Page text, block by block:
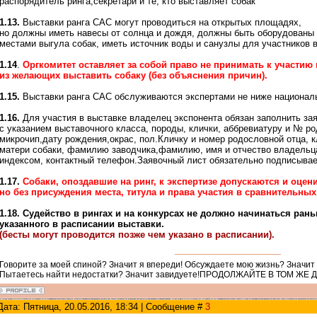
1.13. Выставки ранга САС могут проводиться на открытых площадях,
но должны иметь навесы от солнца и дождя, должны быть оборудованы
местами выгула собак, иметь источник воды и санузлы для участников
1.14. Оргкомитет оставляет за собой право не принимать к участию
из желающих выставить собаку (без объяснения причин).
1.15. Выставки ранга САС обслуживаются экспертами не ниже
1.16. Для участия в выставке владелец экспонента обязан заполнить
с указанием выставочного класса, породы, клички, аббревиатуру и №
микрочип,дату рождения,окрас, пол.Кличку и номер родословной отца,
матери собаки, фамилию заводчика,фамилию, имя и отчество
индексом, контактный телефон.Заявочный лист обязательно
1.17. Собаки, опоздавшие на ринг, к экспертизе допускаются и
но без присуждения места, титула и права участия в
1.18. Судейство в рингах и на конкурсах не должно начинаться
указанного в расписании выставки.
(бесты могут проводится позже чем указано в расписании).
Говорите за моей спиной? Значит я впереди! Обсуждаете мою жизнь?
Пытаетесь найти недостатки? Значит завидуете!ПРОДОЛЖАЙТЕ В ТОМ ЖЕ
Пятница, 20.05.2016, 18:34 | Сообщение # 3